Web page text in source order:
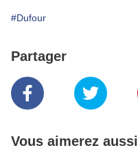
#Dufour
Partager
Vous aimerez aussi